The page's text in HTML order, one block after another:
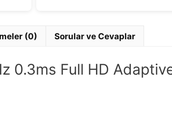
(0) Sorular ve Cevaplar
0.3ms Full HD